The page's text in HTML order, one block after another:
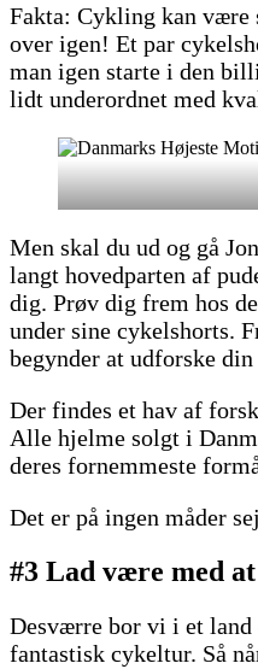
Fakta: Cykling kan være
over igen! Et par
man igen starte i den
lidt underordnet med
Men skal du ud og gå
langt hovedparten af
dig. Prøv dig frem hos
under sine cykelshorts.
begynder at udforske
Der findes et hav af
Alle hjelme solgt i
deres fornemmeste
Det er på ingen måder
#3 Lad være med
Desværre bor vi i et land
fantastisk cykeltur. Så